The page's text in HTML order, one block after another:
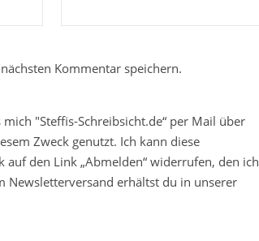
Kommentar speichern.
"Steffis-Schreibsicht.de“ per Mail über
Zweck genutzt. Ich kann diese
den Link „Abmelden“ widerrufen, den ich
Newsletterversand erhältst du in unserer